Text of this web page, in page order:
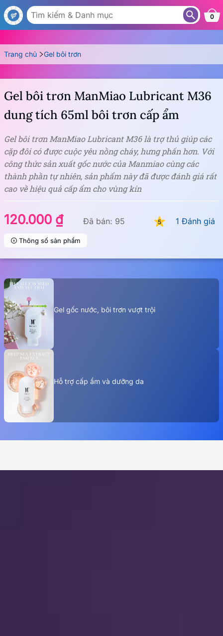
0
Trang chủ Gel bôi trơn
120.000 ₫ Đã bán: 95 5 1 Đánh giá
Thông số sản phẩm
Gel bôi trơn ManMiao Lubricant M36
dung tích 65ml bôi trơn cấp ẩm
Gel bôi trơn ManMiao Lubricant M36 là trợ thủ giúp các
cặp đôi có được cuộc yêu nồng cháy, hưng phấn hơn. Với
công thức sản xuất gốc nước của Manmiao cùng các
thành phần tự nhiên, sản phẩm này đã được đánh giá rất
cao về hiệu quả cấp ẩm cho vùng kín
Gel gốc nước, bôi trơn vượt trội
Hỗ trợ cấp ẩm và dưỡng da